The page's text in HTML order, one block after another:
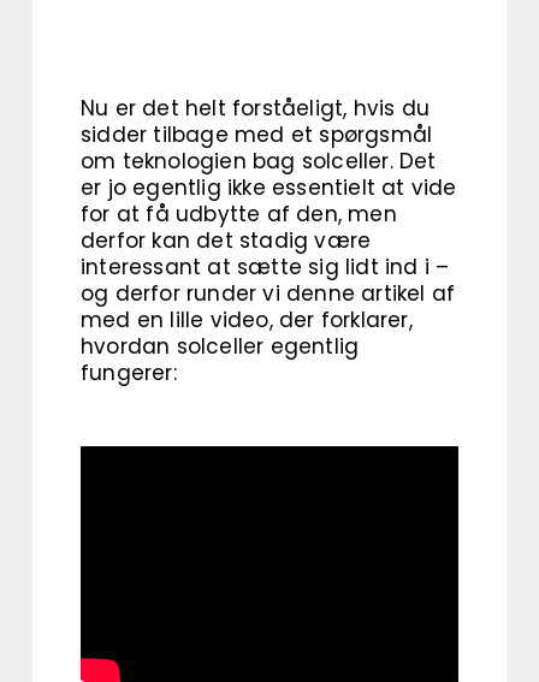
Nu er det helt forståeligt, hvis du
sidder tilbage med et spørgsmål
om teknologien bag solceller. Det
er jo egentlig ikke essentielt at vide
for at få udbytte af den, men
derfor kan det stadig være
interessant at sætte sig lidt ind i –
og derfor runder vi denne artikel af
med en lille video, der forklarer,
hvordan solceller egentlig
fungerer: